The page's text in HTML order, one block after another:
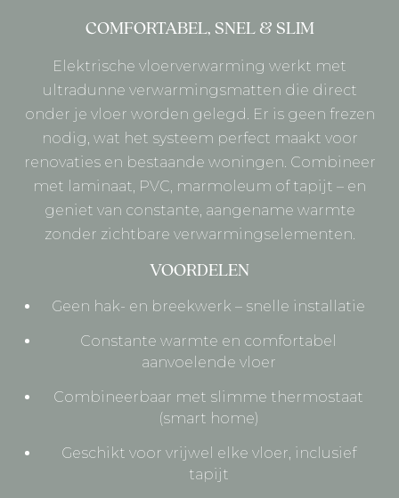
COMFORTABEL, SNEL & SLIM
Elektrische vloerverwarming werkt met
ultradunne verwarmingsmatten die direct
onder je vloer worden gelegd. Er is geen frezen
nodig, wat het systeem perfect maakt voor
renovaties en bestaande woningen. Combineer
met laminaat, PVC, marmoleum of tapijt – en
geniet van constante, aangename warmte
zonder zichtbare verwarmingselementen.
VOORDELEN
Geen hak- en breekwerk – snelle installatie
Constante warmte en comfortabel
aanvoelende vloer
Combineerbaar met slimme thermostaat
(smart home)
Geschikt voor vrijwel elke vloer, inclusief
tapijt